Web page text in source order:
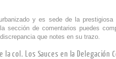
y es sede de la prestigiosa
sección de comentarios puedes
que notes en su trazo.
la col. Los Sauces en la Delegación